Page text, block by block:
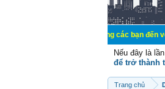
Chào mừng các bạn đến với Diễn
Nếu đây là
để trở thành
Trang chủ